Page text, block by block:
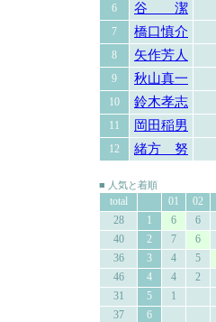
6 谷 潔
7 橋口慎介
8 矢作芳人
9 秋山真一
10 鈴木孝志
11 岡田稲男
12 緒方 努
■ 人気と着順
total 01 02
28
1 6 6
40
2 7 6
36
3 4 5
46
4 4 2
31
5 1
37
6